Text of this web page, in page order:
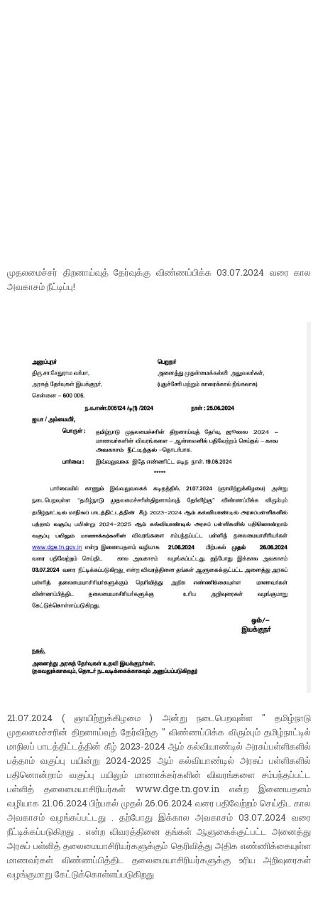
முதலமைச்சர் திறனாய்வுத் தேர்வுக்கு விண்ணப்பிக்க 03.07.2024 வரை கால
அவகாசம் நீட்டிப்பு!
21.07.2024 ( ஞாயிற்றுக்கிழமை ) அன்று நடைபெறவுள்ள " தமிழ்நாடு
முதலமைச்சரின் திறனாய்வுத் தேர்விற்கு " விண்ணப்பிக்க விரும்பும் தமிழ்நாட்டில்
மாநிலப் பாடத்திட்டத்தின் கீழ் 2023-2024 ஆம் கல்வியாண்டில் அரசுப்பள்ளிகளில்
பத்தாம் வகுப்பு பயின்று 2024-2025 ஆம் கல்வியாண்டில் அரசுப் பள்ளிகளில்
பதினொன்றாம் வகுப்பு பயிலும் மாணாக்கர்களின் விவரங்களை சம்பந்தப்பட்ட
பள்ளித் தலைமையாசிரியர்கள் www.dge.tn.gov.in என்ற இணையதளம்
வழியாக 21.06.2024 பிற்பகல் முதல் 26.06.2024 வரை பதிவேற்றம் செய்திட கால
அவகாசம் வழங்கப்பட்டது . தற்போது இக்கால அவகாசம் 03.07.2024 வரை
நீட்டிக்கப்படுகிறது . என்ற விவரத்தினை தங்கள் ஆளுகைக்குட்பட்ட அனைத்து
அரசுப் பள்ளித் தலைமையாசிரியர்களுக்கும் தெரிவித்து அதிக எண்ணிக்கையுள்ள
மாணவர்கள் விண்ணப்பித்திட தலைமையாசிரியர்களுக்கு உரிய அறிவுரைகள்
வழங்குமாறு கேட்டுக்கொள்ளப்படுகிறது